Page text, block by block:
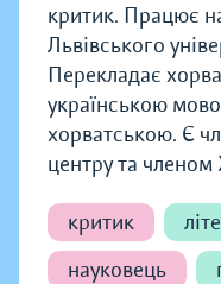
критик. Працює
Львівського
Перекладає
українською
хорватською. Є
центру та
критик
науковець